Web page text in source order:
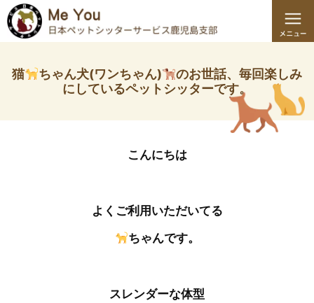
猫 ちゃん犬(ワンちゃん)
のお世話、毎回楽しみ
にしているペットシッターです。
こんにちは
よくご利用いただいてる
ちゃんです。
スレンダーな体型